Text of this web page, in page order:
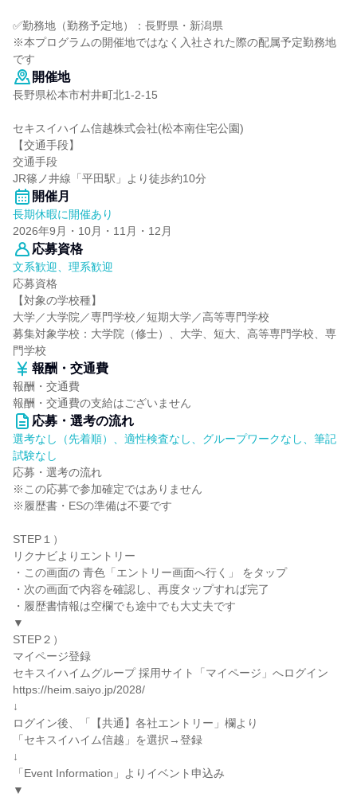
✅勤務地（勤務予定地）：長野県・新潟県
※本プログラムの開催地ではなく入社された際の配属予定勤務地
です
開催地
長野県松本市村井町北1-2-15
セキスイハイム信越株式会社(松本南住宅公園)
【交通手段】
交通手段
JR篠ノ井線「平田駅」より徒歩約10分
開催月
長期休暇に開催あり
2026年9月・10月・11月・12月
応募資格
文系歓迎、理系歓迎
応募資格
【対象の学校種】
大学／大学院／専門学校／短期大学／高等専門学校
募集対象学校：大学院（修士）、大学、短大、高等専門学校、専
門学校
報酬・交通費
報酬・交通費
報酬・交通費の支給はございません
応募・選考の流れ
選考なし（先着順）、適性検査なし、グループワークなし、筆記
試験なし
応募・選考の流れ
※この応募で参加確定ではありません
※履歴書・ESの準備は不要です
STEP１）
リクナビよりエントリー
・この画面の 青色「エントリー画面へ行く」 をタップ
・次の画面で内容を確認し、再度タップすれば完了
・履歴書情報は空欄でも途中でも大丈夫です
▼
STEP２）
マイページ登録
セキスイハイムグループ 採用サイト「マイページ」へログイン
https://heim.saiyo.jp/2028/
↓
ログイン後、「【共通】各社エントリー」欄より
「セキスイハイム信越」を選択→登録
↓
「Event Information」よりイベント申込み
▼